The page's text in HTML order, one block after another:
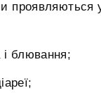
проявляються
і блювання;